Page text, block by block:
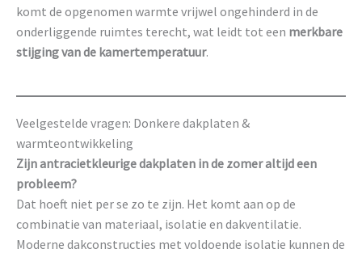
komt de opgenomen warmte vrijwel ongehinderd in de
onderliggende ruimtes terecht, wat leidt tot een merkbare
stijging van de kamertemperatuur.
Veelgestelde vragen: Donkere dakplaten &
warmteontwikkeling
Zijn antracietkleurige dakplaten in de zomer altijd een
probleem?
Dat hoeft niet per se zo te zijn. Het komt aan op de
combinatie van materiaal, isolatie en dakventilatie.
Moderne dakconstructies met voldoende isolatie kunnen de